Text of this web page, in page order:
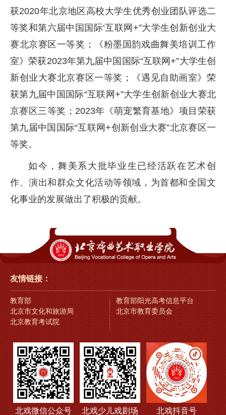
获2020年北京地区高校大学生优秀创业团队评选二
等奖和第六届中国国际‘互联网+”大学生创新创业大
赛北京赛区一等奖；《粉墨国韵戏曲舞美培训工作
室》荣获2023年第九届中国国际“互联网+”大学生创
新创业大赛北京赛区一等奖；《遇见自助画室》荣
获第九届中国国际“互联网+”大学生创新创业大赛北
京赛区三等奖；2023年《萌宠繁育基地》项目荣获
第九届中国国际“互联网+创新创业大赛”北京赛区一
等奖。
如今，舞美系大批毕业生已经活跃在艺术创
作、演出和群众文化活动等领域，为首都和全国文
化事业的发展做出了积极的贡献。
友情链接：
教育部
北京市文化和旅游局
教育部阳光高考信息平台
北京市教育委员会
北京教育考试院
北戏微信公众号 北戏少儿戏剧场 北戏抖音号